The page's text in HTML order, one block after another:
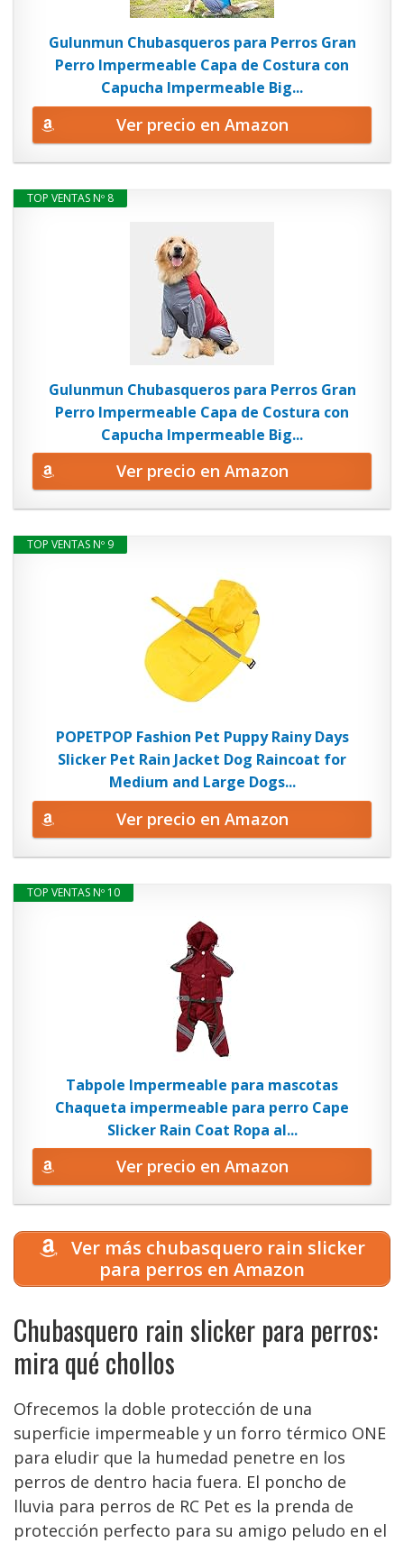
Gulunmun Chubasqueros para Perros Gran
Perro Impermeable Capa de Costura con
Capucha Impermeable Big...
Ver precio en Amazon
TOP VENTAS Nº 8
Gulunmun Chubasqueros para Perros Gran
Perro Impermeable Capa de Costura con
Capucha Impermeable Big...
Ver precio en Amazon
TOP VENTAS Nº 9
POPETPOP Fashion Pet Puppy Rainy Days
Slicker Pet Rain Jacket Dog Raincoat for
Medium and Large Dogs...
Ver precio en Amazon
TOP VENTAS Nº 10
Tabpole Impermeable para mascotas
Chaqueta impermeable para perro Cape
Slicker Rain Coat Ropa al...
Ver precio en Amazon
Ver más chubasquero rain slicker
para perros en Amazon
Chubasquero rain slicker para perros:
mira qué chollos
Ofrecemos la doble protección de una
superficie impermeable y un forro térmico ONE
para eludir que la humedad penetre en los
perros de dentro hacia fuera. El poncho de
lluvia para perros de RC Pet es la prenda de
protección perfecto para su amigo peludo en el